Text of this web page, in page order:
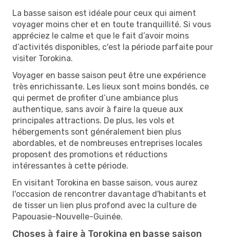
La basse saison est idéale pour ceux qui aiment
voyager moins cher et en toute tranquillité. Si vous
appréciez le calme et que le fait d’avoir moins
d’activités disponibles, c'est la période parfaite pour
visiter Torokina.
Voyager en basse saison peut être une expérience
très enrichissante. Les lieux sont moins bondés, ce
qui permet de profiter d’une ambiance plus
authentique, sans avoir à faire la queue aux
principales attractions. De plus, les vols et
hébergements sont généralement bien plus
abordables, et de nombreuses entreprises locales
proposent des promotions et réductions
intéressantes à cette période.
En visitant Torokina en basse saison, vous aurez
l'occasion de rencontrer davantage d'habitants et
de tisser un lien plus profond avec la culture de
Papouasie-Nouvelle-Guinée.
Choses à faire à Torokina en basse saison